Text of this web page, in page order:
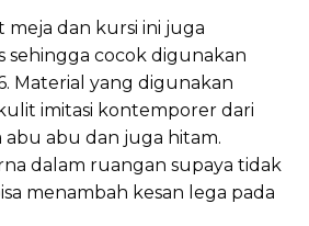
meja dan kursi ini juga
sehingga cocok digunakan
Material yang digunakan
imitasi kontemporer dari
abu dan juga hitam.
dalam ruangan supaya tidak
menambah kesan lega pada